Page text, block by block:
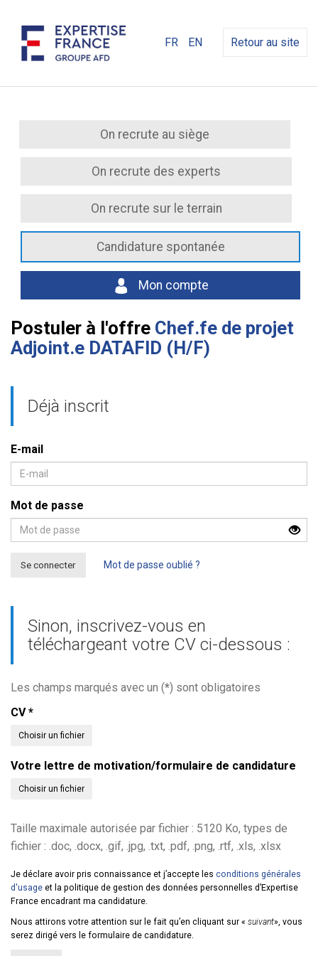
FR EN Retour au site
On recrute au siège
On recrute des experts
On recrute sur le terrain
Candidature spontanée
Mon compte
Postuler à l'offre Chef.fe de projet
Adjoint.e DATAFID (H/F)
Déjà inscrit
E-mail
Mot de passe
Se connecter Mot de passe oublié ?
Sinon, inscrivez-vous en
téléchargeant votre CV ci-dessous :
Les champs marqués avec un (*) sont obligatoires
CV *
Choisir un fichier
Votre lettre de motivation/formulaire de candidature
Choisir un fichier
Taille maximale autorisée par fichier : 5120 Ko, types de
fichier : .doc, .docx, .gif, .jpg, .txt, .pdf, .png, .rtf, .xls, .xlsx
Je déclare avoir pris connaissance et j’accepte les conditions générales
d'usage et la politique de gestion des données personnelles d’Expertise
France encadrant ma candidature.
Nous attirons votre attention sur le fait qu’en cliquant sur « suivant», vous
serez dirigé vers le formulaire de candidature.